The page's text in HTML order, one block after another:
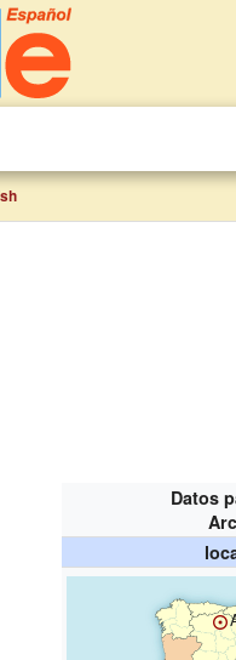
Datos